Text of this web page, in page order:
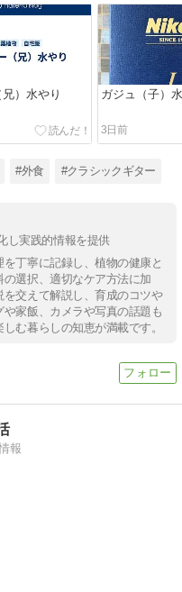
）水やり ガジュ（子）
3日前
#外食 #クラシックギター
し実践的情報を提供
丁寧に記録し、植物の健康と
選択、適切なケア方法に加
交えて解説し、育成のコツや
家飯、カメラや写真の話題も
む暮らしの知恵が満載です。
報